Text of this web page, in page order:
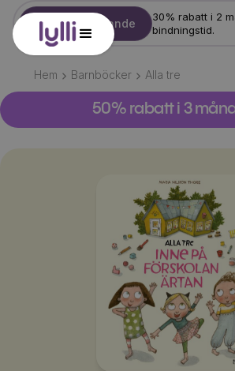
Starta erbjudande
30% rabatt i 2
bindningstid.
Hem Barnböcker Alla tre
50% rabatt i 3